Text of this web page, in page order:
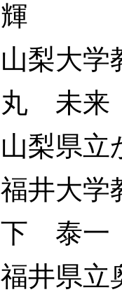
輝
山梨大
丸 未来
山梨県
福井大
下 泰一
福井県